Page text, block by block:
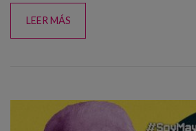
LEER MÁS